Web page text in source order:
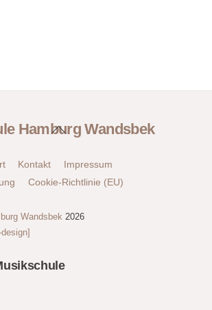
Back
Top
Kontakt
Impressum
Cookie-Richtlinie (EU)
Wandsbek 2026
design]